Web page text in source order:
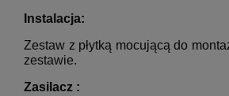
Instalacja:
Zestaw z płytką mocującą do
zestawie.
Zasilacz :